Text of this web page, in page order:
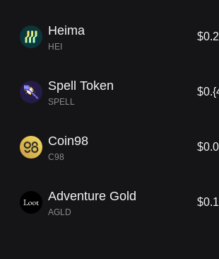
Heima
HEI
Spell Token
SPELL
Coin98
C98
Adventure Gold
AGLD